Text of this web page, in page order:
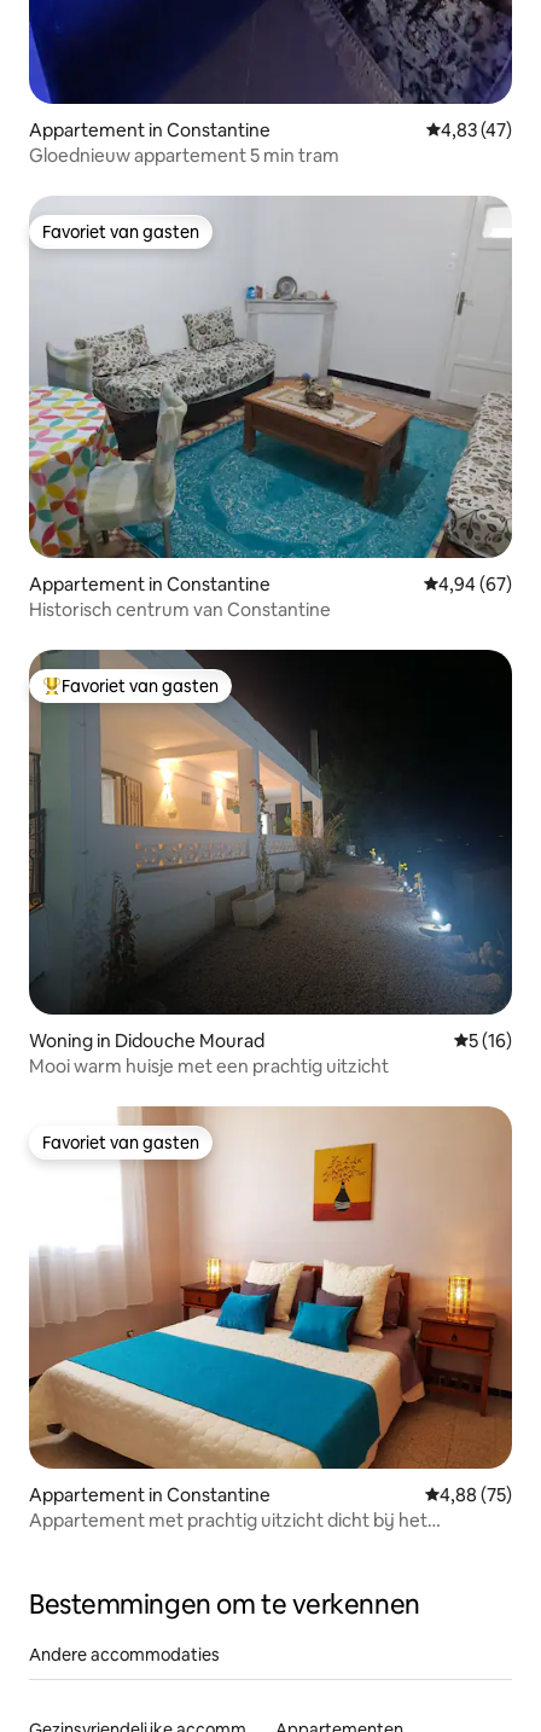
Appartement in Constantine Gemiddelde
4,83 (47)
Gloednieuw appartement 5 min tram
Favoriet van gasten
Favoriet van gasten
Appartement in Constantine Gemiddelde
4,94 (67)
Historisch centrum van Constantine
Topfavoriet van gasten
Favoriet van gasten
Woning in Didouche Mourad
5 (16)
Mooi warm huisje met een prachtig uitzicht
Favoriet van gasten
Favoriet van gasten
Appartement in Constantine Gemiddelde
4,88 (75)
Appartement met prachtig uitzicht dicht bij het
Bestemmingen om te verkennen
Andere accommodaties